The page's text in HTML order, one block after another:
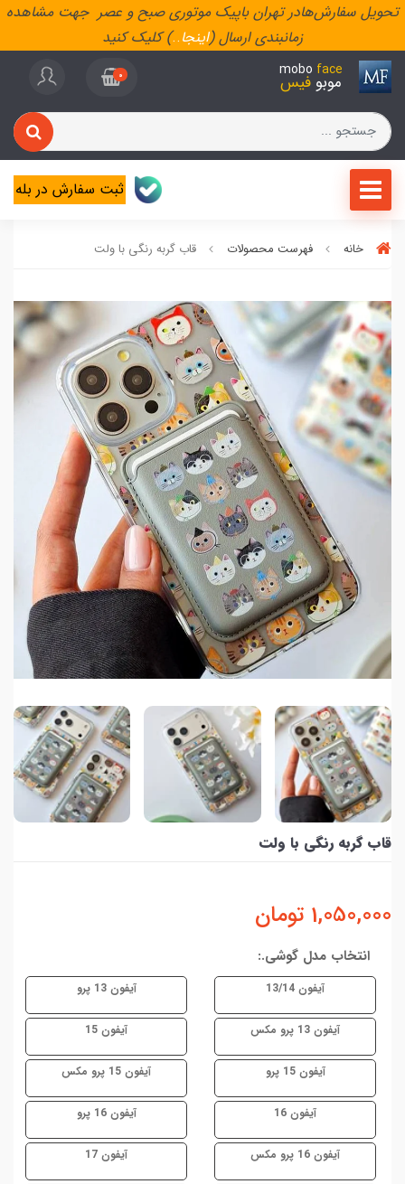
تحویل سفارش‌هادر تهران باپیک موتوری صبح و عصر جهت مشاهده
زمانبندی ارسال (اینجا..) کلیک کنید
mobo face
موبو فیس 0
ثبت سفارش در بله
خانه فهرست محصولات قاب گربه رنگی با ولت
قاب گربه رنگی با ولت
1,050,000 تومان
انتخاب مدل گوشی.:
آیفون 13/14 آیفون 13 پرو
آیفون 13 پرو مکس آیفون 15
آیفون 15 پرو آیفون 15 پرو مکس
آیفون 16 آیفون 16 پرو
آیفون 16 پرو مکس آیفون 17